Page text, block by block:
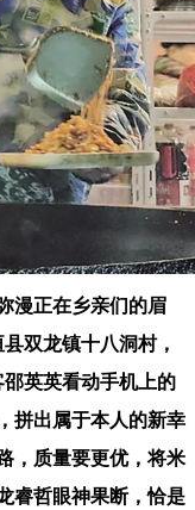
漫正在乡亲们的眉
双龙镇十八洞村，
英英看动手机上的
拼出属于本人的新幸
，质量要更优，将米
睿哲眼神果断，恰是